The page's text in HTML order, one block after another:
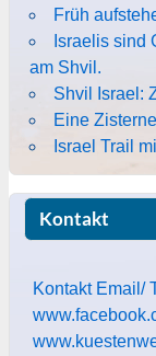
Früh
Israelis sind
am Shvil.
Shvil Israel:
Eine
Israel Trail
Kontakt
Kontakt Email/